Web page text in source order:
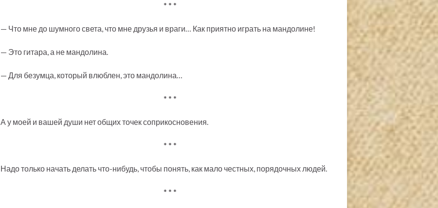
* * *
— Что мне до шумного света, что мне друзья и враги… Как приятно играть на мандолине!
— Это гитара, а не мандолина.
— Для безумца, который влюблен, это мандолина…
* * *
А у моей и вашей души нет общих точек соприкосновения.
* * *
Надо только начать делать что-нибудь, чтобы понять, как мало честных, порядочных людей.
* * *